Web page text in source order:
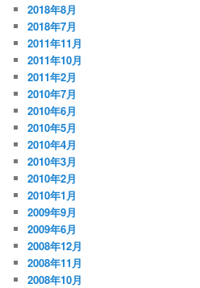
2018年8月
2018年7月
2011年11月
2011年10月
2011年2月
2010年7月
2010年6月
2010年5月
2010年4月
2010年3月
2010年2月
2010年1月
2009年9月
2009年6月
2008年12月
2008年11月
2008年10月